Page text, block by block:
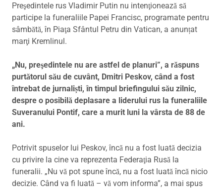
Preşedintele rus Vladimir Putin nu intenţionează să
participe la funeraliile Papei Francisc, programate pentru
sâmbătă, în Piaţa Sfântul Petru din Vatican, a anunțat
marţi Kremlinul.
„Nu, preşedintele nu are astfel de planuri”, a răspuns
purtătorul său de cuvânt, Dmitri Peskov, când a fost
întrebat de jurnaliști, în timpul briefingului său zilnic,
despre o posibilă deplasare a liderului rus la funeraliile
Suveranului Pontif, care a murit luni la vârsta de 88 de
ani.
Potrivit spuselor lui Peskov, încă nu a fost luată decizia
cu privire la cine va reprezenta Federaţia Rusă la
funeralii. „Nu vă pot spune încă, nu a fost luată încă nicio
decizie. Când va fi luată – vă vom informa”, a mai spus